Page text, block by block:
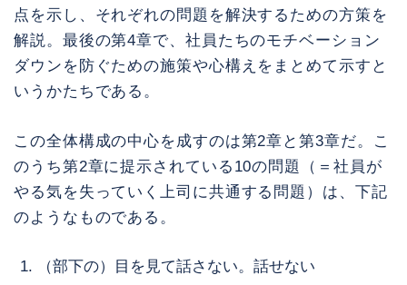
点を示し、それぞれの問題を解決するための方策を
解説。最後の第4章で、社員たちのモチベーション
ダウンを防ぐための施策や心構えをまとめて示すと
いうかたちである。
この全体構成の中心を成すのは第2章と第3章だ。こ
のうち第2章に提示されている10の問題（＝社員が
やる気を失っていく上司に共通する問題）は、下記
のようなものである。
（部下の）目を見て話さない。話せない